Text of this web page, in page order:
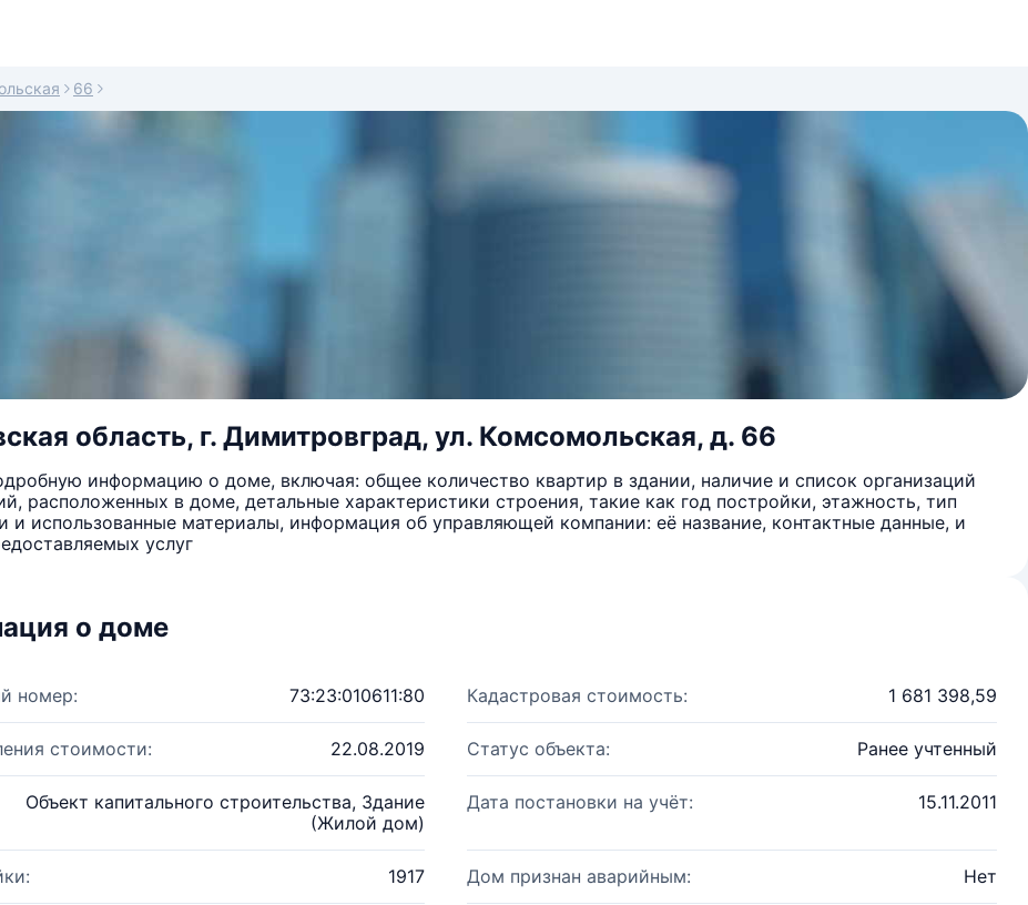
66
область, г. Димитровград, ул. Комсомольская, д. 66
информацию о доме, включая: общее количество квартир в здании, наличие и список организаций
расположенных в доме, детальные характеристики строения, такие как год постройки, этажность, тип
и использованные материалы, информация об управляющей компании: её название, контактные данные, и
услуг
о доме
номер: 73:23:010611:80 Кадастровая стоимость: 1 681 398,59
стоимости: 22.08.2019 Статус объекта: Ранее учтенный
Объект капитального строительства, Здание
(Жилой дом)
Дата постановки на учёт: 15.11.2011
1917 Дом признан аварийным: Нет